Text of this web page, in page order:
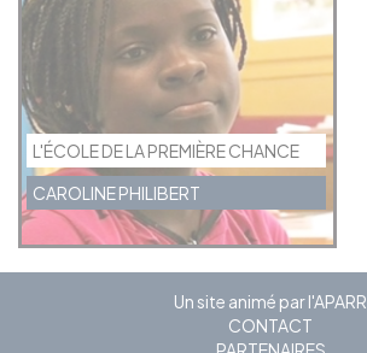
L'ÉCOLE DE LA PREMIÈRE CHANCE
CAROLINE PHILIBERT
Un site animé par l'APARR
CONTACT